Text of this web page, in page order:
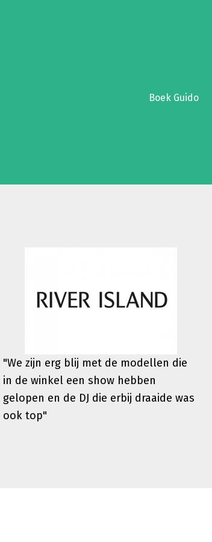
Boek Guido
"We zijn erg blij met de modellen die
in de winkel een show hebben
gelopen en de DJ die erbij draaide was
ook top"